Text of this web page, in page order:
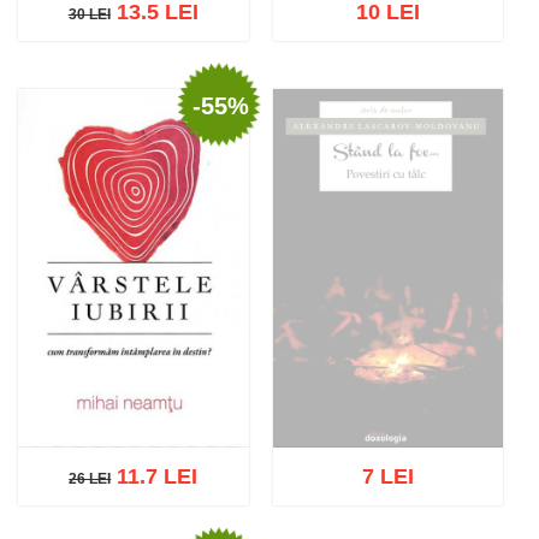
30 LEI
Wishlist
30 LEI13.5 LEI
Stoc epuizat
10 LEI
-55%
26 LEI
26 LEI11.7 LEI 7 LEI